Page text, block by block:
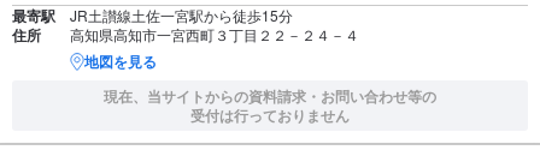
最寄駅 JR土讃線土佐一宮駅から徒歩15分
住所 高知県高知市一宮西町３丁目２２－２４－４
地図を見る
現在、当サイトからの資料請求・お問い合わせ等の
受付は行っておりません